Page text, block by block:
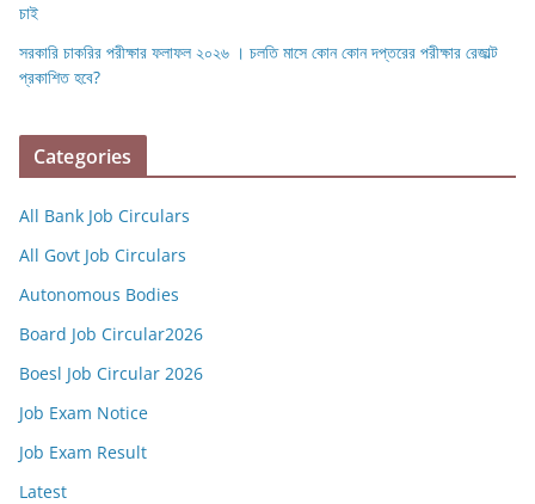
চাই
সরকারি চাকরির পরীক্ষার ফলাফল ২০২৬ । চলতি মাসে কোন কোন দপ্তরের পরীক্ষার রেজাল্ট
প্রকাশিত হবে?
Categories
All Bank Job Circulars
All Govt Job Circulars
Autonomous Bodies
Board Job Circular2026
Boesl Job Circular 2026
Job Exam Notice
Job Exam Result
Latest